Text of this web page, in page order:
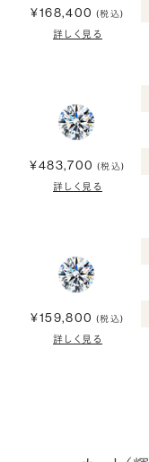
¥168,400 (税込)
詳しく見る
¥483,700 (税込)
詳しく見る
¥159,800 (税込)
詳しく見る